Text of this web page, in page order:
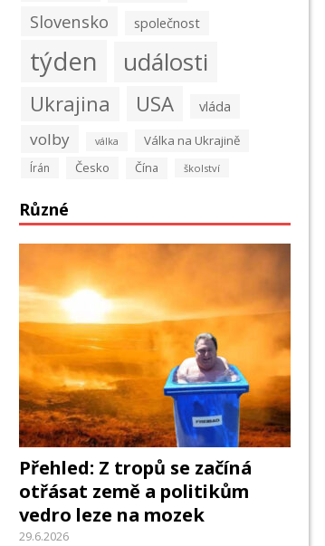
Slovensko společnost
týden události
Ukrajina USA vláda
volby válka Válka na Ukrajině
Írán Česko Čína školství
Různé
Přehled: Z tropů se začíná
otřásat země a politikům
vedro leze na mozek
29.6.2026